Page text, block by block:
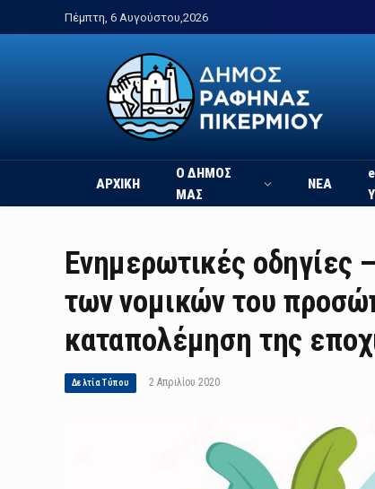
Πέμπτη, 6 Αυγούστου,2026
ΑΡΧΙΚΗ
Ο ΔΗΜΟΣ
ΜΑΣ
ΝΕΑ
Ενημερωτικές οδηγίες
των νομικών του
καταπολέμηση της
Δελτία Τύπου 2 Απριλίου 2020